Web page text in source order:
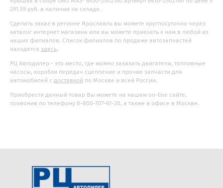
291.59 руб. в наличии на складе.
Сделать заказ в регионе Ярославль вы можете круглосуточно через
каталог интернет магазина или вы можете приехать к нам в любой из
наших филиалов. Список филиалов по продаже автозапчастей
находятся здесь.
РЦ Автодилер - это место, где можно заказать двигатели, топливные
насосы, коробки передач сцепление и прочие запчасти для
автомобилей с доставкой по Москве и всей России.
Приобрести данный товар Вы можете на нашем on-line сайте,
позвонив по телефону 8-800-707-61-20, а также в офисе в Москве.